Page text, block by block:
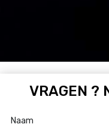
VRAGEN ?
Naam